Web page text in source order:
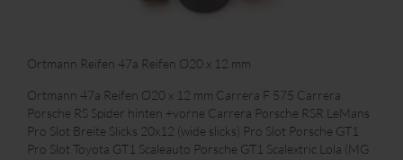
Ortmann Reifen 47a Reifen Ø20 x 12 mm
Ortmann 47a Reifen Ø20 x 12 mm Carrera F 575 Carrera
Porsche RS Spider hinten +vorne Carrera Porsche RSR LeMans
Pro Slot Breite Slicks 20x12 (wide slicks) Pro Slot Porsche GT1
Pro Slot Toyota GT1 Scaleauto Porsche GT1 Scalextric Lola (MG